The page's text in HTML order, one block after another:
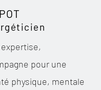
pour une
physique, mentale